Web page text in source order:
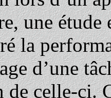
une
la
d’une
de celle-ci.